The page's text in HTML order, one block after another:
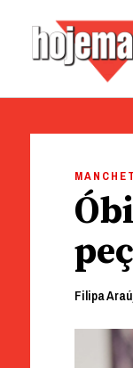
Filipa